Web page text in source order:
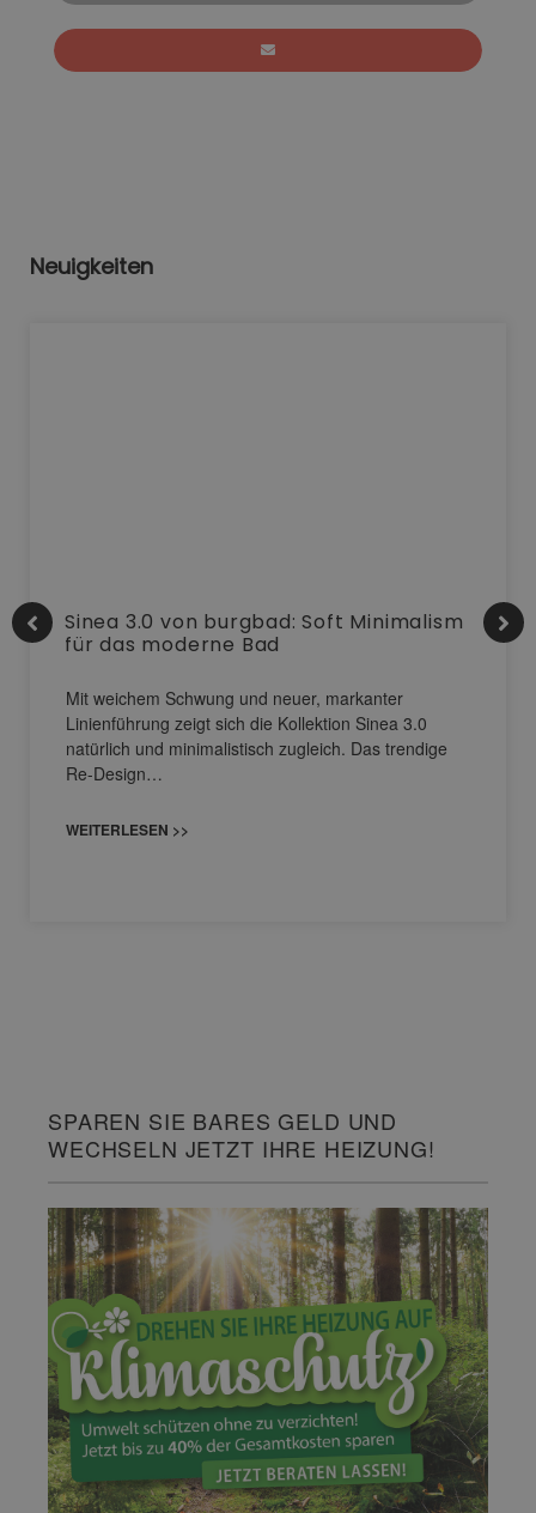
Neuigkeiten
Sinea 3.0 von burgbad: Soft Minimalism
für das moderne Bad
Mit weichem Schwung und neuer, markanter
Linienführung zeigt sich die Kollektion Sinea 3.0
natürlich und minimalistisch zugleich. Das trendige
Re-Design…
WEITERLESEN >>
SPAREN SIE BARES GELD UND
WECHSELN JETZT IHRE HEIZUNG!